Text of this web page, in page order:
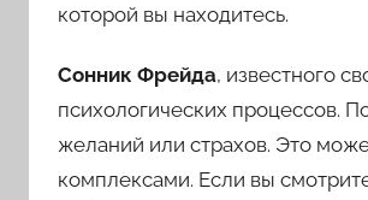
которой вы находитесь.
Сонник Фрейда, известного
психологических процессов.
желаний или страхов. Это
комплексами. Если вы